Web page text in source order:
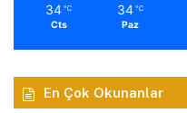
34 ℃
Cts
34 ℃
Paz
En Çok Okunanlar